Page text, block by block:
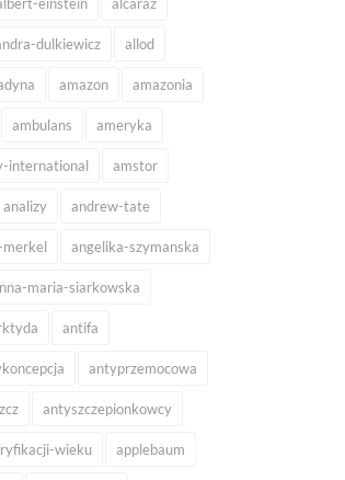
dulkiewicz allod
amazon amazonia
ambulans ameryka
international amstor
analizy andrew-tate
merkel angelika-szymanska
maria-siarkowska
antifa
antyprzemocowa
antyszczepionkowcy
wieku applebaum